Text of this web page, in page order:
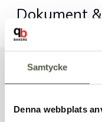
Samtycke
Denna webbplats
Kontakt
Dokument